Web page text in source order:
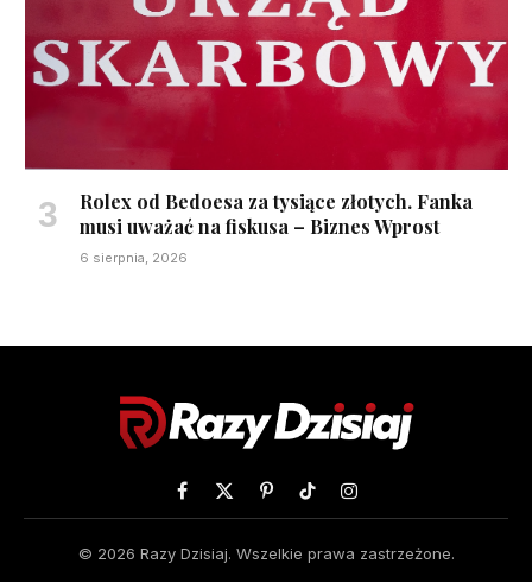
Rolex od Bedoesa za tysiące złotych. Fanka
musi uważać na fiskusa – Biznes Wprost
6 sierpnia, 2026
Facebook
X
PinterestTikTokInstagram
© 2026 Razy Dzisiaj. Wszelkie prawa zastrzeżone.